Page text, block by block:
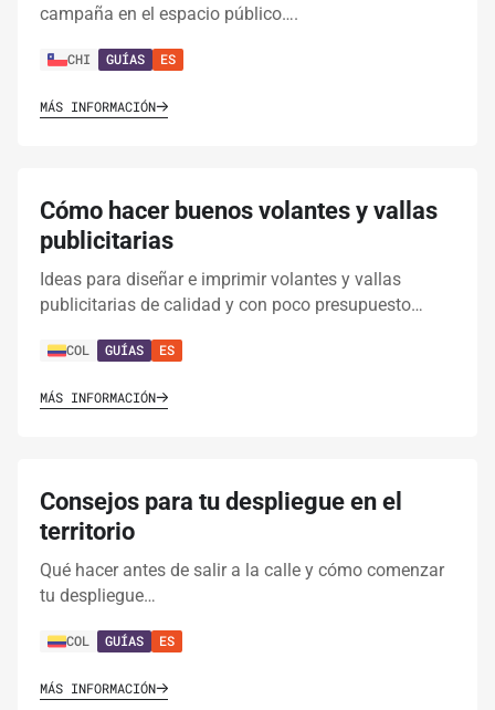
campaña en el espacio público….
CHI GUÍAS ES
MÁS INFORMACIÓN
Cómo hacer buenos volantes y vallas
publicitarias
Ideas para diseñar e imprimir volantes y vallas
publicitarias de calidad y con poco presupuesto…
COL GUÍAS ES
MÁS INFORMACIÓN
Consejos para tu despliegue en el
territorio
Qué hacer antes de salir a la calle y cómo comenzar
tu despliegue…
COL GUÍAS ES
MÁS INFORMACIÓN